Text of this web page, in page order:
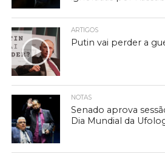
ARTIGOS
Putin vai perder a
NOTAS
Senado aprova
Dia Mundial da